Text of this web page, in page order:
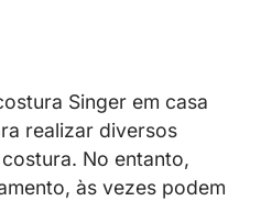
Singer em casa
realizar diversos
No entanto,
às vezes podem